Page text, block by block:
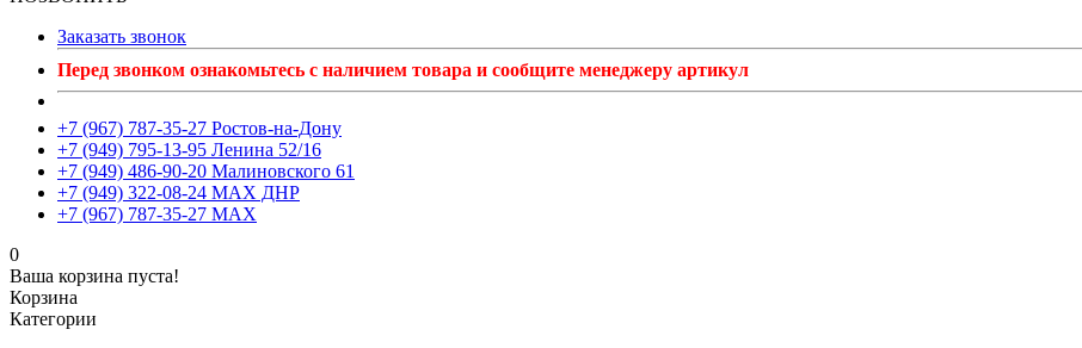
Заказать звонок
Перед звонком ознакомьтесь с наличием товара и сообщите менеджеру артикул
+7 (967) 787-35-27 Ростов-на-Дону
+7 (949) 795-13-95 Ленина 52/16
+7 (949) 486-90-20 Малиновского 61
+7 (949) 322-08-24 MAX ДНР
+7 (967) 787-35-27 MAX
0
Ваша корзина пуста!
Корзина
Категории